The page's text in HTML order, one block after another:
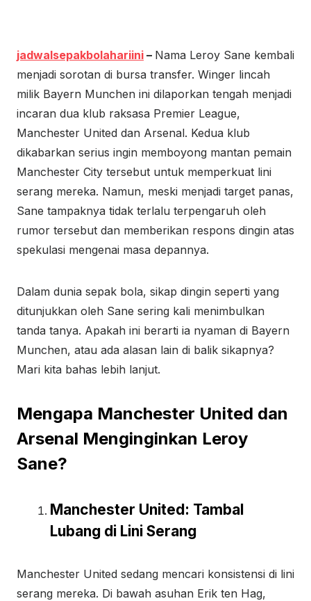
jadwalsepakbolahariini – Nama Leroy Sane kembali
menjadi sorotan di bursa transfer. Winger lincah
milik Bayern Munchen ini dilaporkan tengah menjadi
incaran dua klub raksasa Premier League,
Manchester United dan Arsenal. Kedua klub
dikabarkan serius ingin memboyong mantan pemain
Manchester City tersebut untuk memperkuat lini
serang mereka. Namun, meski menjadi target panas,
Sane tampaknya tidak terlalu terpengaruh oleh
rumor tersebut dan memberikan respons dingin atas
spekulasi mengenai masa depannya.
Dalam dunia sepak bola, sikap dingin seperti yang
ditunjukkan oleh Sane sering kali menimbulkan
tanda tanya. Apakah ini berarti ia nyaman di Bayern
Munchen, atau ada alasan lain di balik sikapnya?
Mari kita bahas lebih lanjut.
Mengapa Manchester United dan
Arsenal Menginginkan Leroy
Sane?
Manchester United: Tambal
Lubang di Lini Serang
Manchester United sedang mencari konsistensi di lini
serang mereka. Di bawah asuhan Erik ten Hag,